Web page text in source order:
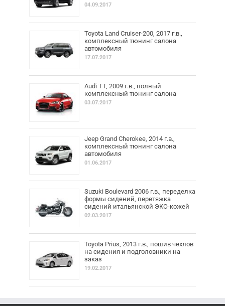
04.09.2017
Toyota Land Cruiser-200, 2017 г.в.,
комплексный тюнинг салона
автомобиля
17.07.2017
Audi TT, 2009 г.в., полный
комплексный тюнинг салона
03.07.2017
Jeep Grand Cherokee, 2014 г.в.,
комплексный тюнинг салона
автомобиля
01.06.2017
Suzuki Boulevard 2006 г.в., переделка
формы сидений, перетяжка
сидений итальянской ЭКО-кожей
02.03.2017
Toyota Prius, 2013 г.в., пошив чехлов
на сидения и подголовники на
заказ
19.02.2017